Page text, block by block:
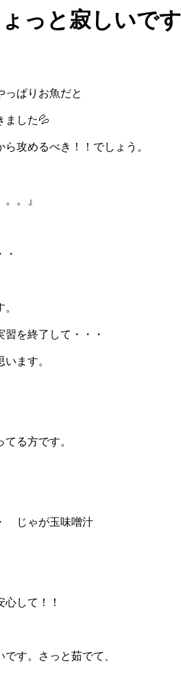
っと寂しいで
ぱりお魚だと
ました💦
攻めるべき！！でしょう。
。』
を終了して・・・
ます。
る方です。
ゃが玉味噌汁
して！！
す。さっと茹でて、